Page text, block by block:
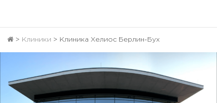
> Клиники > Клиника Хелиос Берлин-Бух